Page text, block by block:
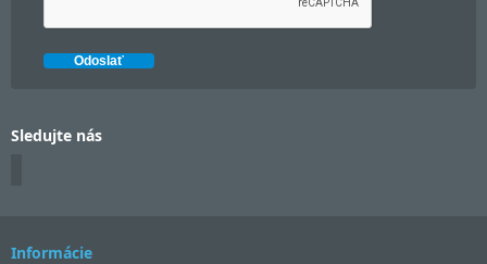
Sledujte nás
Informácie